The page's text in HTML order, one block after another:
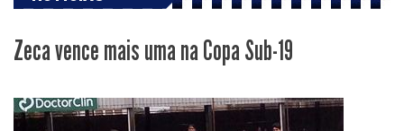
Zeca vence mais uma na Copa Sub-19